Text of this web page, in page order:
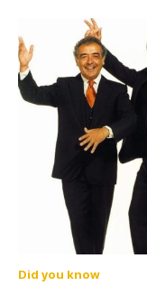
Did you know